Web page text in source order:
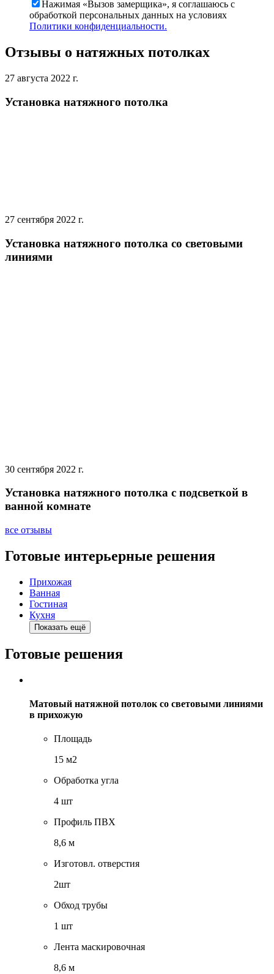
Нажимая «Вызов замерщика», я соглашаюсь c
обработкой персональных данных на условиях
Политики конфиденциальности.
Отзывы о натяжных потолках
27 августа 2022 г.
Установка натяжного потолка
27 сентября 2022 г.
Установка натяжного потолка со световыми
линиями
30 сентября 2022 г.
Установка натяжного потолка с подсветкой в
ванной комнате
все отзывы
Готовые интерьерные решения
Прихожая
Ванная
Гостиная
Кухня
Показать ещё
Готовые решения
Матовый натяжной потолок со световыми линиями
в прихожую
Площадь
15 м2
Обработка угла
4 шт
Профиль ПВХ
8,6 м
Изготовл. отверстия
2шт
Обход трубы
1 шт
Лента маскировочная
8,6 м